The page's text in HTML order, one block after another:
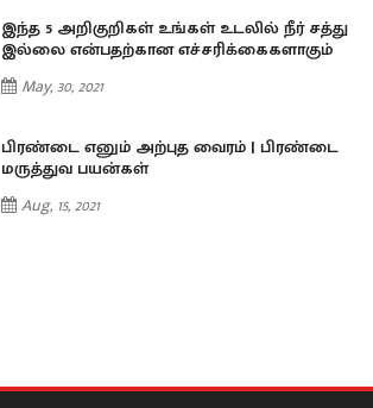
இந்த 5 அறிகுறிகள் உங்கள் உடலில் நீர் சத்து
இல்லை என்பதற்கான எச்சரிக்கைகளாகும்
May, 30, 2021
பிரண்டை எனும் அற்புத வைரம் | பிரண்டை
மருத்துவ பயன்கள்
Aug, 15, 2021